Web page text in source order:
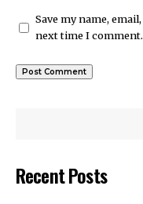
Save my name,
next time I comment.
Recent Posts